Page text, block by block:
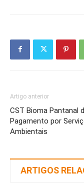
Artigo anterior
CST Bioma Pantanal
Pagamento por
Ambientais
ARTIGOS